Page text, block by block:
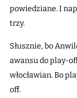
powiedziane. I
trzy.
Słusznie, bo
awansu do play-
włocławian. Bo
off.